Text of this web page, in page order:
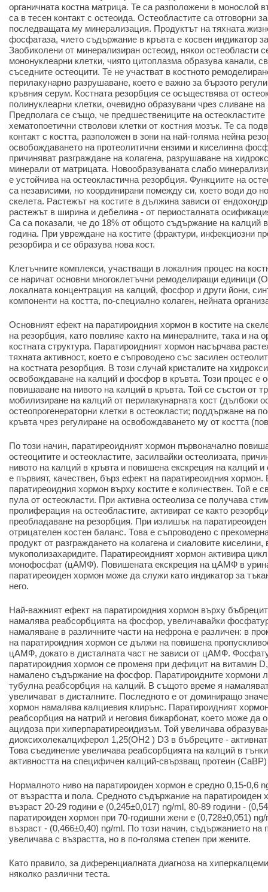
органичната костна матрица. Те са разположени в монослой
са в тесен контакт с остеоида. Остеобластите са отговорни
последващата му минерализация. Продуктът на тяхната
фосфатаза, чието съдържание в кръвта е косвен индикатор
Заобиколени от минерализиран остеоид, някои остеобласти
мононуклеарни клетки, чиято цитоплазма образува канали,
съседните остеоцити. Те не участват в костното
перилакунарно разрушаване, което е важно за бързото
кръвния серум. Костната резорбция се осъществява от
полинуклеарни клетки, очевидно образувани чрез сливане
Предполага се също, че предшествениците на остеокластите
хематопоетични стволови клетки от костния мозък. Те са
контакт с костта, разположен в зони на най-голяма нейна
освобождаването на протеолитични ензими и киселинна
причиняват разграждане на колагена, разрушаване на
минерали от матрицата. Новообразуваната слабо
е устойчива на остеокластична резорбция. Функциите на
са независими, но координирани помежду си, което води до
скелета. Растежът на костите в дължина зависи от
растежът в ширина и дебелина - от периосталната
Ca са показали, че до 18% от общото съдържание на калций
година. При увреждане на костите (фрактури, инфекциозни
резорбира и се образува нова кост.
Клетъчните комплекси, участващи в локалния процес на
се наричат основни многоклетъчни ремоделиращи единици
локалната концентрация на калций, фосфор и други йони,
компоненти на костта, по-специално колаген, нейната
Основният ефект на паратироидния хормон в костите на
на резорбция, като повлияе както на минералните, така и на
костната структура. Паратироидният хормон насърчава
тяхната активност, което е съпроводено със засилен
на костната резорбция. В този случай кристалите на
освобождаване на калций и фосфор в кръвта. Този процес е
повишаване на нивото на калций в кръвта. Той се състои от
мобилизиране на калций от перилакунарната кост (дълбоки
остеопрогенераторни клетки в остеокласти; поддържане на
кръвта чрез регулиране на освобождаването му от костта
По този начин, паратиреоидният хормон първоначално
остеоцитите и остеокластите, засилвайки остеолизата,
нивото на калций в кръвта и повишена екскреция на калций и
е първият, качествен, бърз ефект на паратиреоидния хормон.
паратиреоидния хормон върху костите е количествен. Той е
пула от остеокласти. При активна остеолиза се получава
пролиферация на остеобластите, активират се както
преобладаване на резорбция. При излишък на
отрицателен костен баланс. Това е съпроводено с
продукт от разграждането на колагена и сиаловите
мукополизахаридите. Паратиреоидният хормон активира
монофосфат (цАМФ). Повишената екскреция на цАМФ в
паратиреоиден хормон може да служи като индикатор за
него.
Най-важният ефект на паратироидния хормон върху
намалява реабсорбцията на фосфор, увеличавайки
намаляване в различните части на нефрона е различен: в
на паратироидния хормон се дължи на повишена
цАМФ, докато в дисталната част не зависи от цАМФ.
паратироидния хормон се променя при дефицит на витамин
намалено съдържание на фосфор. Паратироидните хормони
тубулна реабсорбция на калций. В същото време я
увеличават в дисталните. Последното е от доминиращо
хормон намалява калциевия клирънс. Паратироидният
реабсорбция на натрий и неговия бикарбонат, което може да
ацидоза при хиперпаратиреоидизъм. Той увеличава
диоксихолекалциферол 1,25(OH2 ) D3 в бъбреците -
Това съединение увеличава реабсорбцията на калций в
активността на специфичен калций-свързващ протеин (CaBP)
Нормалното ниво на паратироиден хормон е средно 0,15-0,6
от възрастта и пола. Средното съдържание на паратироиден
възраст 20-29 години е (0,245±0,017) ng/ml, 80-89 години -
паратироиден хормон при 70-годишни жени е (0,728±0,051)
възраст - (0,466±0,40) ng/ml. По този начин, съдържанието на
увеличава с възрастта, но в по-голяма степен при жените.
Като правило, за диференциалната диагноза на
няколко различни теста.